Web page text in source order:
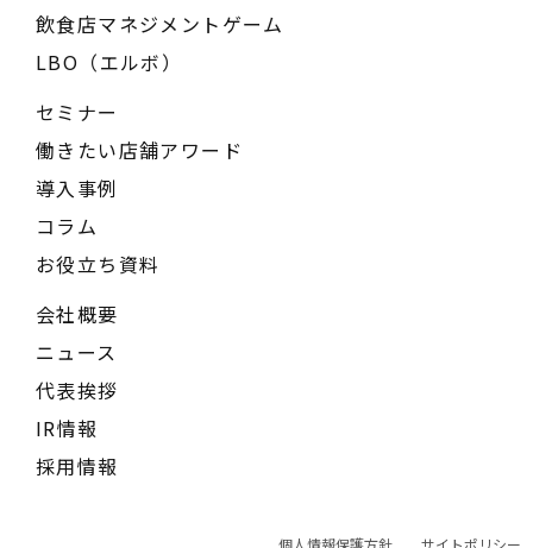
飲食店マネジメントゲーム
LBO（エルボ）
セミナー
働きたい店舗アワード
導入事例
コラム
お役立ち資料
会社概要
ニュース
代表挨拶
IR情報
採用情報